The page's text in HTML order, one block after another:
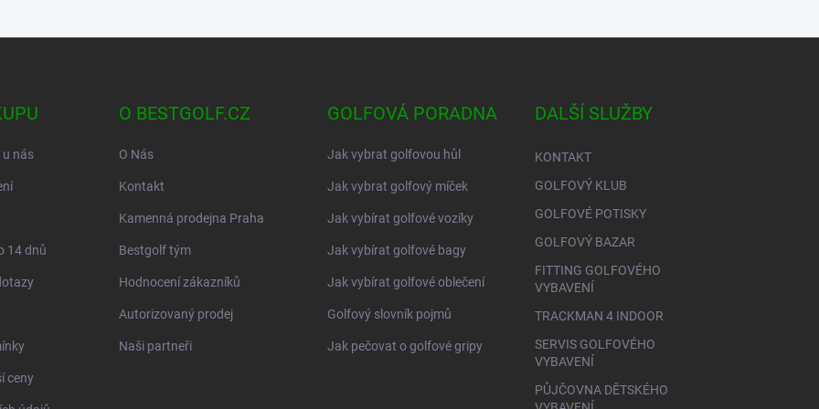
nás
14 dnů
ceny
O BESTGOLF.CZ
O Nás
Kontakt
Kamenná prodejna Praha
Bestgolf tým
Hodnocení zákazníků
Autorizovaný prodej
Naši partneři
GOLFOVÁ PORADNA
Jak vybrat golfovou hůl
Jak vybrat golfový míček
Jak vybírat golfové vozíky
Jak vybírat golfové bagy
Jak vybírat golfové oblečení
Golfový slovník pojmů
Jak pečovat o golfové gripy
DALŠÍ SLUŽBY
KONTAKT
GOLFOVÝ KLUB
GOLFOVÉ POTISKY
GOLFOVÝ BAZAR
FITTING GOLFOVÉHO
VYBAVENÍ
TRACKMAN 4 INDOOR
SERVIS GOLFOVÉHO
VYBAVENÍ
PŮJČOVNA DĚTSKÉHO